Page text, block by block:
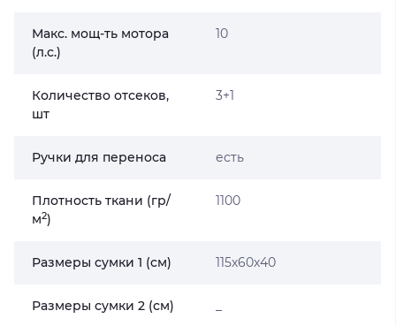
Макс. мощ-ть мотора
(л.с.)
10
Количество отсеков,
шт
3+1
Ручки для переноса есть
Плотность ткани (гр/
м2)
1100
Размеры сумки 1 (см) 115х60х40
Размеры сумки 2 (см)